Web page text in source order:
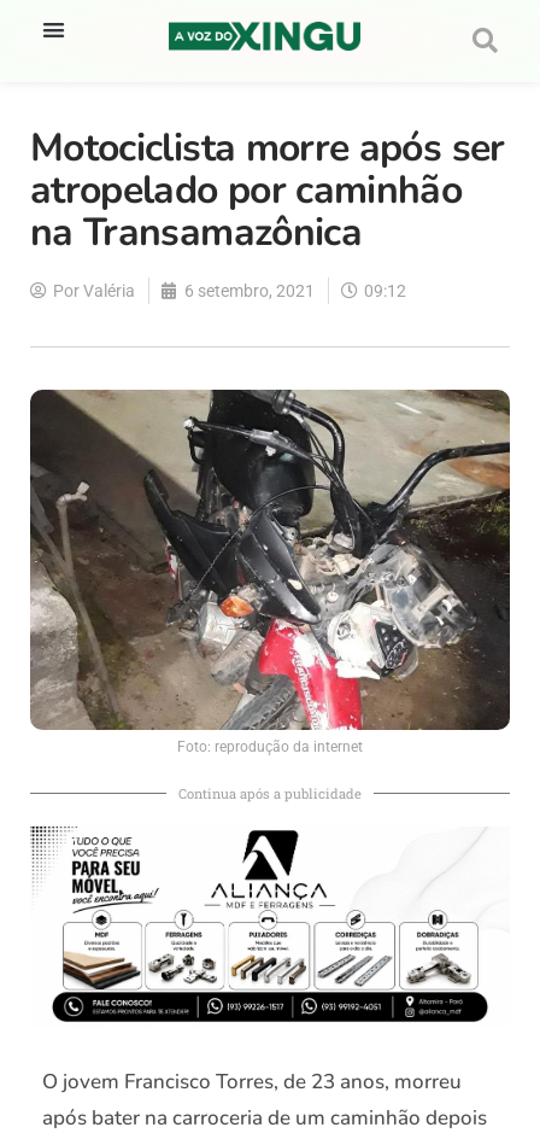
Motociclista morre após ser
atropelado por caminhão
na Transamazônica
PorValéria 6 setembro, 2021 09:12
Foto: reprodução da internet
Continua após a publicidade
O jovem Francisco Torres, de 23 anos, morreu
após bater na carroceria de um caminhão depois